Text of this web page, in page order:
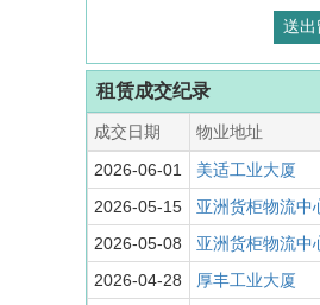
租赁成交纪录
成交日期 物业地址
2026-06-01
美适工业大厦
2026-05-15
亚洲货柜物流中
2026-05-08
亚洲货柜物流中
2026-04-28
厚丰工业大厦